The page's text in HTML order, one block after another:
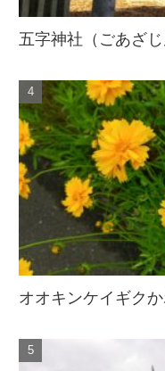
五字神社（ごあざじ
オオキンケイギク